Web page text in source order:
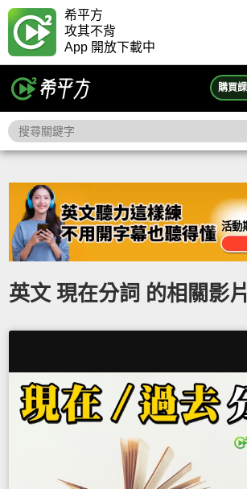
希平方
攻其不背
App 開放下載中
購買
活動
英文 現在分詞 的相關影片